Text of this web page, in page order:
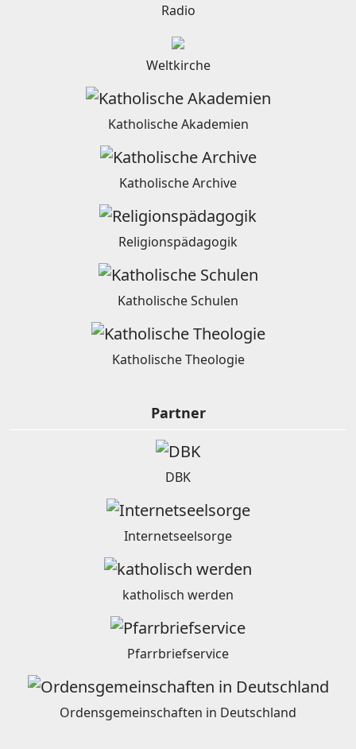
Radio
Weltkirche
Katholische Akademien
Katholische Archive
Religionspädagogik
Katholische Schulen
Katholische Theologie
Partner
DBK
Internetseelsorge
katholisch werden
Pfarrbriefservice
Ordensgemeinschaften in Deutschland